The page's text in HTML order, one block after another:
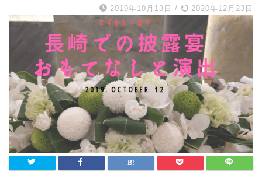
2019年10月13日 / 2020年12月23日